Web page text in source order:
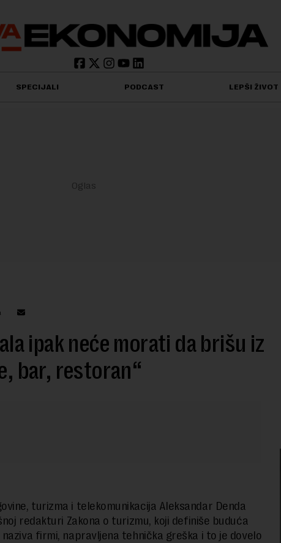
SPECIJALI PODCAST LEPŠI ŽIVOT
ipak neće morati da brišu iz
bar, restoran“
turizma i telekomunikacija Aleksandar Denda
redakturi Zakona o turizmu, koji definiše buduća
firmi, napravljena tehnička greška i to je dovelo